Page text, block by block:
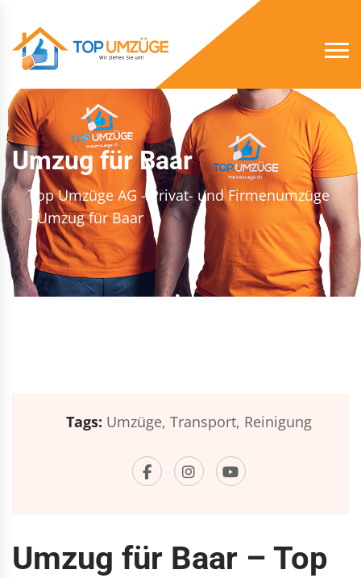
Umzug für Baar
Top Umzüge AG - Privat- und Firmenumzüge
- Umzug für Baar
Tags: Umzüge, Transport, Reinigung
Umzug für Baar – Top